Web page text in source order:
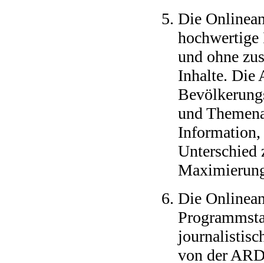
Die
hochwertige
und ohne
Inhalte. Die
und
Information,
Unterschied
Die
von der